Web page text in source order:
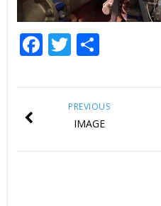
Facebook
Twitter
Share
PREVIOUS
IMAGE